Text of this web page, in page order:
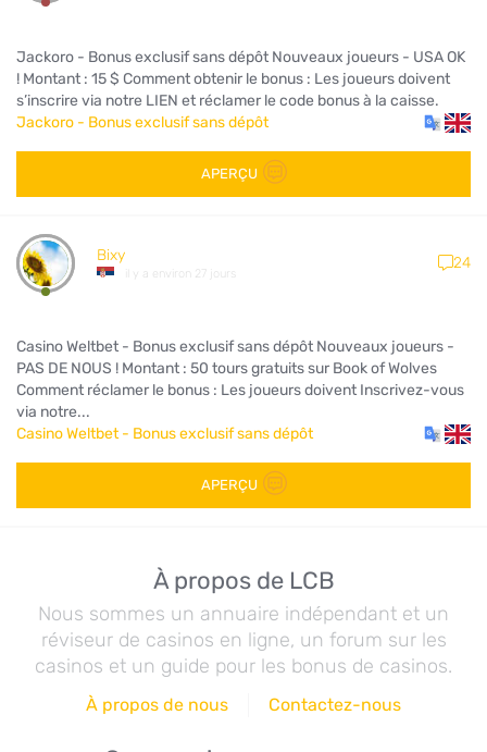
Jackoro - Bonus exclusif sans dépôt Nouveaux joueurs - USA OK
! Montant : 15 $ Comment obtenir le bonus : Les joueurs doivent
s’inscrire via notre LIEN et réclamer le code bonus à la caisse.
Jackoro - Bonus exclusif sans dépôt
APERÇU
Bixy
il y a environ 27 jours
24
Casino Weltbet - Bonus exclusif sans dépôt Nouveaux joueurs -
PAS DE NOUS ! Montant : 50 tours gratuits sur Book of Wolves
Comment réclamer le bonus : Les joueurs doivent Inscrivez-vous
via notre...
Casino Weltbet - Bonus exclusif sans dépôt
APERÇU
À propos de LCB
Nous sommes un annuaire indépendant et un
réviseur de casinos en ligne, un forum sur les
casinos et un guide pour les bonus de casinos.
À propos de nous Contactez-nous